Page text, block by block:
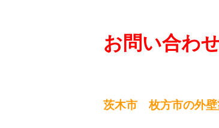
お問い合わ
茨木市 枚方市の外壁